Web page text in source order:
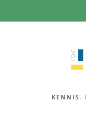
KENNIS-